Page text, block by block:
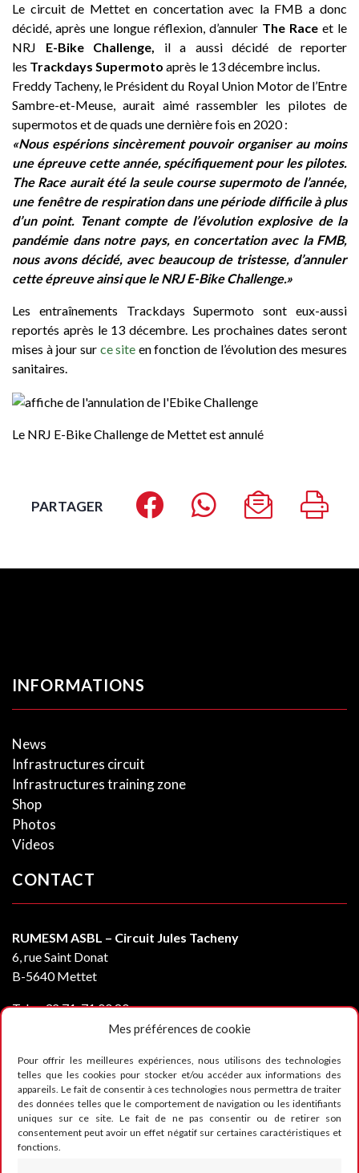
Mes préférences de cookie
Pour offrir les meilleures expériences, nous utilisons des technologies
telles que les cookies pour stocker et/ou accéder aux informations des
appareils. Le fait de consentir à ces technologies nous permettra de traiter
des données telles que le comportement de navigation ou les identifiants
uniques sur ce site. Le fait de ne pas consentir ou de retirer son
consentement peut avoir un effet négatif sur certaines caractéristiques et
fonctions.
Le circuit de Mettet en concertation avec la FMB a donc
décidé, après une longue réflexion, d’annuler The Race et le
NRJ E-Bike Challenge, il a aussi décidé de reporter
les Trackdays Supermoto après le 13 décembre inclus.
Freddy Tacheny, le Président du Royal Union Motor de l’Entre
Sambre-et-Meuse, aurait aimé rassembler les pilotes de
supermotos et de quads une dernière fois en 2020 :
«Nous espérions sincèrement pouvoir organiser au moins
une épreuve cette année, spécifiquement pour les pilotes.
The Race aurait été la seule course supermoto de l’année,
une fenêtre de respiration dans une période difficile à plus
d’un point. Tenant compte de l’évolution explosive de la
pandémie dans notre pays, en concertation avec la FMB,
nous avons décidé, avec beaucoup de tristesse, d’annuler
cette épreuve ainsi que le NRJ E-Bike Challenge.»
Les entraînements Trackdays Supermoto sont eux-aussi
reportés après le 13 décembre. Les prochaines dates seront
mises à jour sur ce site en fonction de l’évolution des mesures
sanitaires.
Le NRJ E-Bike Challenge de Mettet est annulé
PARTAGER
INFORMATIONS
News
Infrastructures circuit
Infrastructures training zone
Shop
Photos
Videos
CONTACT
RUMESM ASBL – Circuit Jules Tacheny
6, rue Saint Donat
B-5640 Mettet
Tel :+32 71-71 00 80
info@mettet-xp.be
TVA : BE0409 501 435
Charte de vie privée
Conditions générales d’utilisation
Politique des Cookies